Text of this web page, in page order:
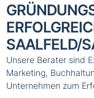
SAALFELD/
Unsere Berater sind
Marketing,
Unternehmen zum